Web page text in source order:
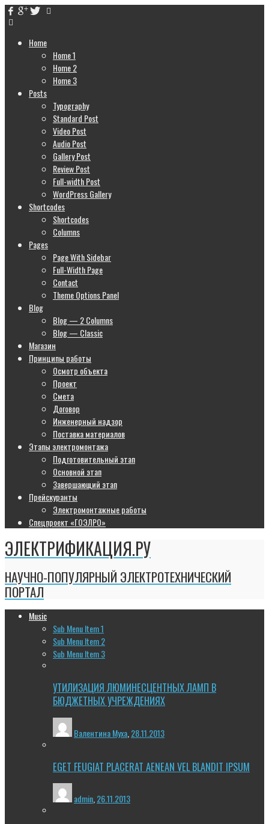
Home
Home 1
Home 2
Home 3
Posts
Typography
Standard Post
Video Post
Audio Post
Gallery Post
Review Post
Full-width Post
WordPress Gallery
Shortcodes
Shortcodes
Columns
Pages
Page With Sidebar
Full-Width Page
Contact
Theme Options Panel
Blog
Blog — 2 Columns
Blog — Classic
Магазин
Принципы работы
Осмотр объекта
Проект
Смета
Договор
Инженерный надзор
Поставка материалов
Этапы электромонтажа
Подготовительный этап
Основной этап
Завершающий этап
Прейскуранты
Электромонтажные работы
Спецпроект «ГОЭЛРО»
ЭЛЕКТРИФИКАЦИЯ.РУ
НАУЧНО-ПОПУЛЯРНЫЙ ЭЛЕКТРОТЕХНИЧЕСКИЙ
ПОРТАЛ
Music
Sub Menu Item 1
Sub Menu Item 2
Sub Menu Item 3
УТИЛИЗАЦИЯ ЛЮМИНЕСЦЕНТНЫХ ЛАМП В
БЮДЖЕТНЫХ УЧРЕЖДЕНИЯХ
Валентина Муха 28.11.2013
EGET FEUGIAT PLACERAT AENEAN VEL BLANDIT IPSUM
admin,26.11.2013